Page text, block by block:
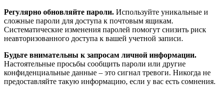
Регулярно обновляйте пароли. Используйте уникальные и
сложные пароли для доступа к почтовым ящикам.
Систематические изменения паролей помогут снизить риск
неавторизованного доступа к вашей учетной записи.
Будьте внимательны к запросам личной информации.
Настоятельные просьбы сообщить пароли или другие
конфиденциальные данные – это сигнал тревоги. Никогда не
предоставляйте такую информацию, если у вас есть сомнения.